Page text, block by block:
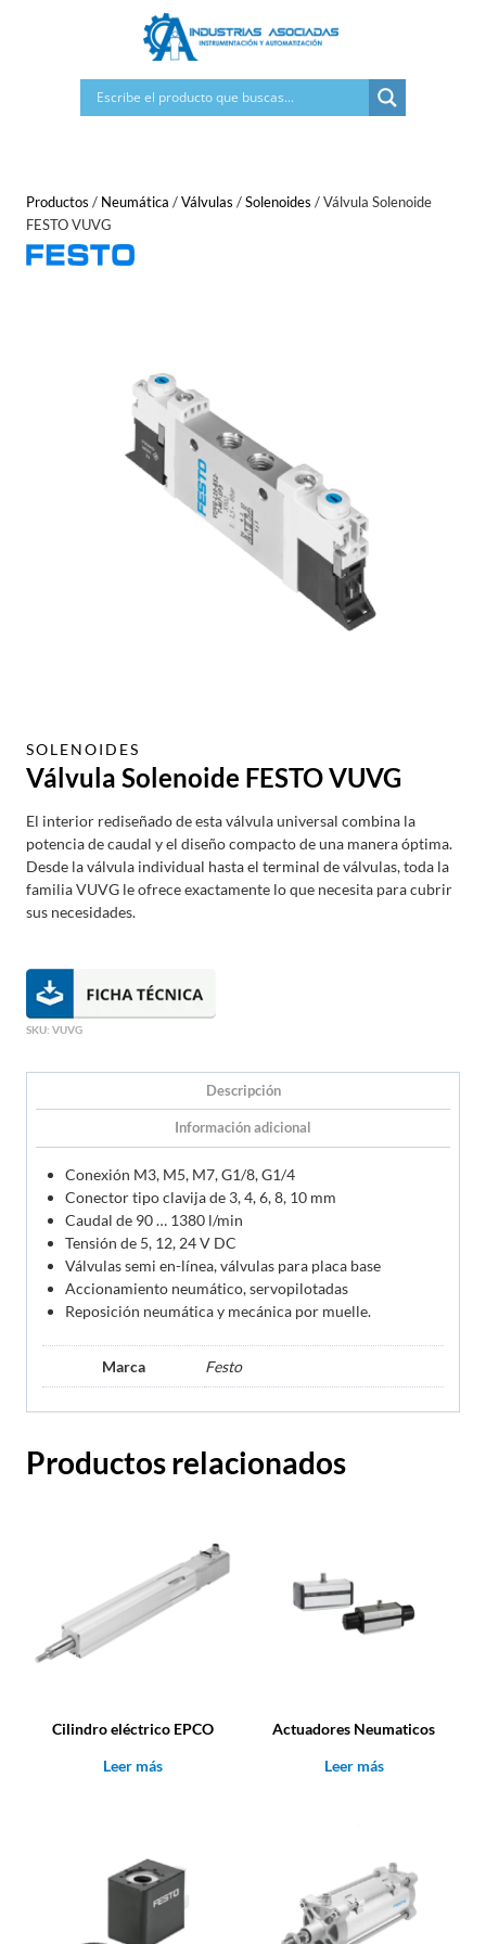
Productos / Neumática /Válvulas /Solenoides /Válvula Solenoide
FESTO VUVG
SOLENOIDES
Válvula Solenoide FESTO VUVG
El interior rediseñado de esta válvula universal combina la
potencia de caudal y el diseño compacto de una manera óptima.
Desde la válvula individual hasta el terminal de válvulas, toda la
familia VUVG le ofrece exactamente lo que necesita para cubrir
sus necesidades.
SKU: VUVG
Descripción
Información adicional
Conexión M3, M5, M7, G1/8, G1/4
Conector tipo clavija de 3, 4, 6, 8, 10 mm
Caudal de 90 … 1380 l/min
Tensión de 5, 12, 24 V DC
Válvulas semi en-línea, válvulas para placa base
Accionamiento neumático, servopilotadas
Reposición neumática y mecánica por muelle.
Marca Festo
Productos relacionados
Cilindro eléctrico EPCO
Leer más
Actuadores Neumaticos
Leer más